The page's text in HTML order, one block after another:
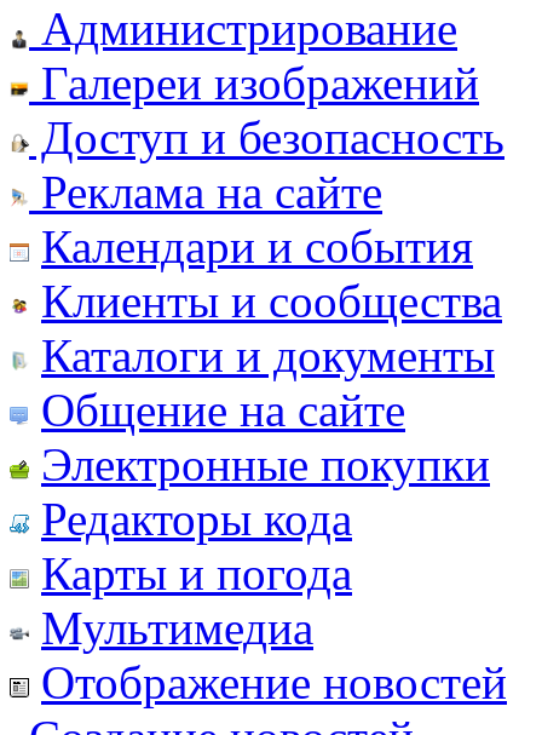
Администрирование
Галереи изображений
Доступ и безопасность
Реклама на сайте
Календари и события
Клиенты и сообщества
Каталоги и документы
Общение на сайте
Электронные покупки
Редакторы кода
Карты и погода
Мультимедиа
Отображение новостей